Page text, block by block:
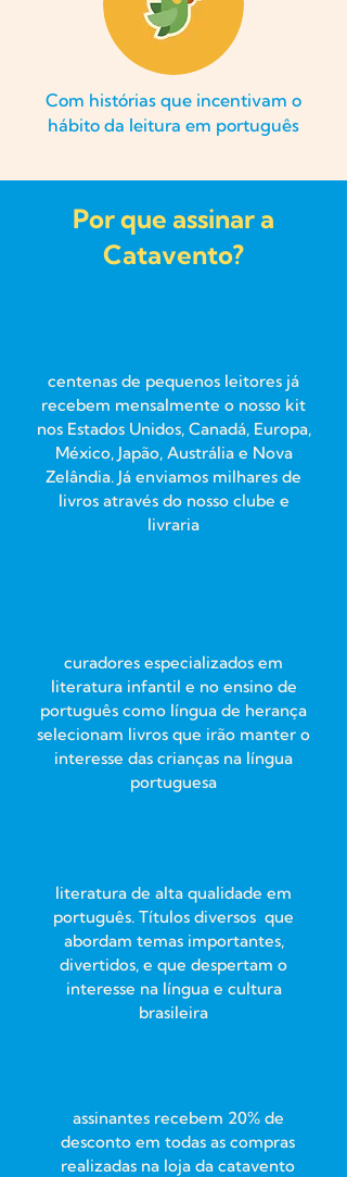
Com histórias que incentivam o
hábito da leitura em português
Por que assinar a
Catavento?
centenas de pequenos leitores já
recebem mensalmente o nosso kit
nos Estados Unidos, Canadá, Europa,
México, Japão, Austrália e Nova
Zelândia. Já enviamos milhares de
livros através do nosso clube e
livraria
curadores especializados em
literatura infantil e no ensino de
português como língua de herança
selecionam livros que irão manter o
interesse das crianças na língua
portuguesa
literatura de alta qualidade em
português. Títulos diversos que
abordam temas importantes,
divertidos, e que despertam o
interesse na língua e cultura
brasileira
assinantes recebem 20% de
desconto em todas as compras
realizadas na loja da catavento